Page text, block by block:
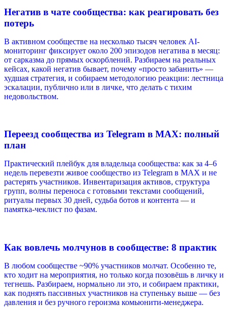
Негатив в чате сообщества: как реагировать без
потерь
В активном сообществе на несколько тысяч человек AI-
мониторинг фиксирует около 200 эпизодов негатива в месяц:
от сарказма до прямых оскорблений. Разбираем на реальных
кейсах, какой негатив бывает, почему «просто забанить» —
худшая стратегия, и собираем методологию реакции: лестница
эскалации, публично или в личке, что делать с тихим
недовольством.
Переезд сообщества из Telegram в MAX: полный
план
Практический плейбук для владельца сообщества: как за 4–6
недель перевезти живое сообщество из Telegram в MAX и не
растерять участников. Инвентаризация активов, структура
групп, волны переноса с готовыми текстами сообщений,
ритуалы первых 30 дней, судьба ботов и контента — и
памятка-чеклист по фазам.
Как вовлечь молчунов в сообществе: 8 практик
В любом сообществе ~90% участников молчат. Особенно те,
кто ходит на мероприятия, но только когда позовёшь в личку и
тегнешь. Разбираем, нормально ли это, и собираем практики,
как поднять пассивных участников на ступеньку выше — без
давления и без ручного героизма комьюнити-менеджера.